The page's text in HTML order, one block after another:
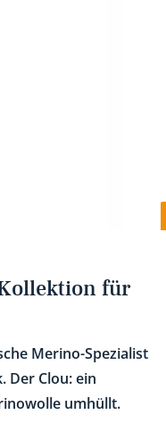
für
Merino-Spezialist
Der Clou: ein
umhüllt.